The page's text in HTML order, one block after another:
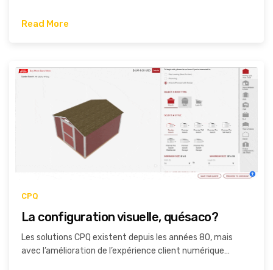
Read More
CPQ
La configuration visuelle, quésaco?
Les solutions CPQ existent depuis les années 80, mais
avec l’amélioration de l’expérience client numérique…